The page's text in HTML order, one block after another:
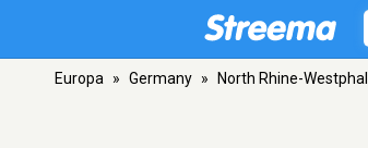
Europa » Germany » North Rhine-